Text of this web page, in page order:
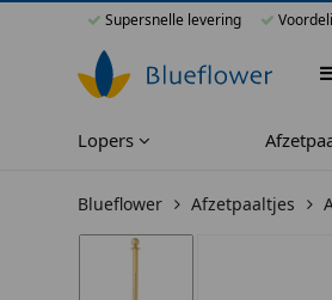
Supersnelle levering
Lopers
Blueflower Afzetpaaltjes